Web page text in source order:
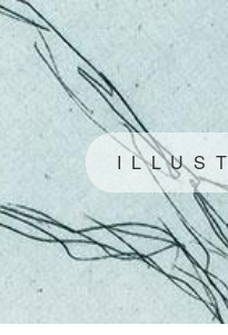
I L L U S T